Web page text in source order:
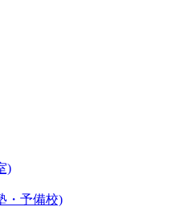
)
・予備校)